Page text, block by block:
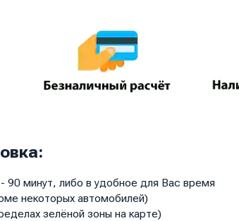
90 минут, либо в удобное для Вас время
некоторых автомобилей)
зелёной зоны на карте)